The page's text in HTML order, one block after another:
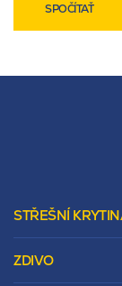
SPOČÍTAŤ
STŘEŠNÍ
ZDIVO